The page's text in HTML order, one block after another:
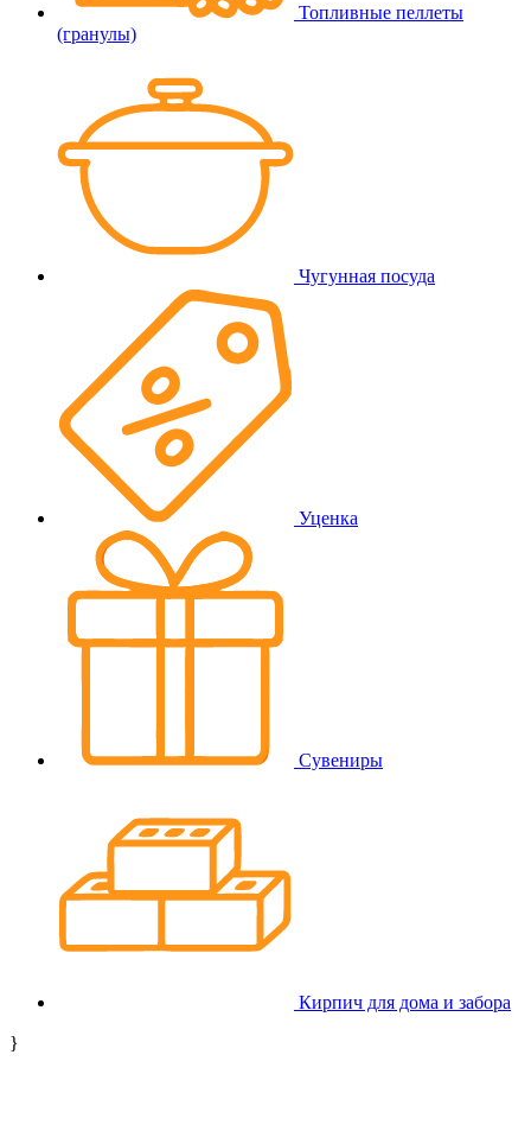
Топливные пеллеты
(гранулы)
Чугунная посуда
Уценка
Сувениры
Кирпич для дома и забора
}